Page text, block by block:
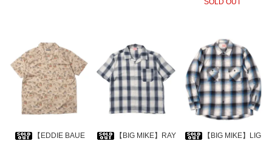
SOLD OUT
【EDDIE BAUE
【BIG MIKE】RAY
【BIG MIKE】LIG